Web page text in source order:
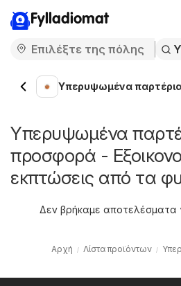
Fylladiomat
Υπερυψωμένα
Υπερυψωμένα
προσφορά -
εκπτώσεις από τα
Δεν βρήκαμε αποτελέσματα
Αρχή Λίστα προϊόντων